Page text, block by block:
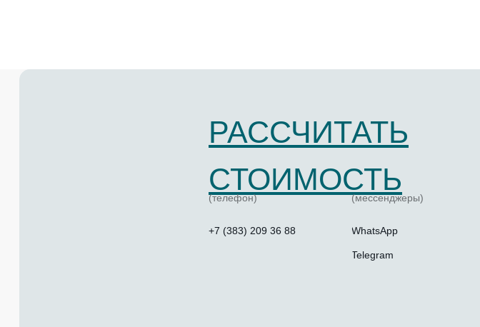
РАССЧИТАТЬ
СТОИМОСТЬ
(телефон) (мессенджеры)
+7 (383) 209 36 88 WhatsApp
Telegram